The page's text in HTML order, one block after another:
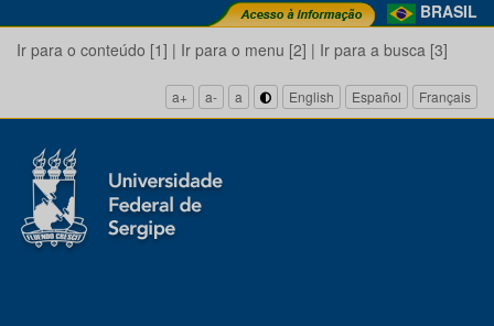
BRASIL
Ir para o conteúdo [1] | Ir para o menu [2] | Ir para a busca [3]
a+ a- a English Español Français